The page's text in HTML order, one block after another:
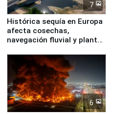
7
Histórica sequía en Europa
afecta cosechas,
navegación fluvial y plantas
6